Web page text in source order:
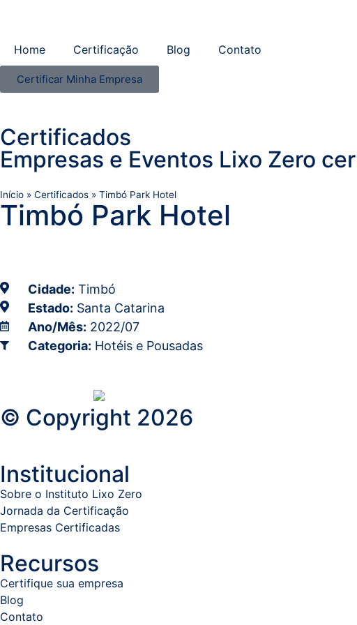
Home Certificação Blog Contato
Certificar Minha Empresa
Certificados
Empresas e Eventos Lixo Zero
Início » Certificados » Timbó Park Hotel
Timbó Park Hotel
Cidade: Timbó
Estado: Santa Catarina
Ano/Mês: 2022/07
Categoria: Hotéis e Pousadas
© Copyright 2026
Institucional
Sobre o Instituto Lixo Zero
Jornada da Certificação
Empresas Certificadas
Recursos
Certifique sua empresa
Blog
Contato